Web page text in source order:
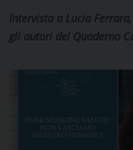
Intervista a Lucia
gli autori del Quaderno